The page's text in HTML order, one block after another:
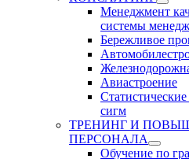
Менеджмент
системы
Бережливое
Авиастроение
сигм
ТРЕНИНГ И
ПЕРСОНАЛА
Обучение по